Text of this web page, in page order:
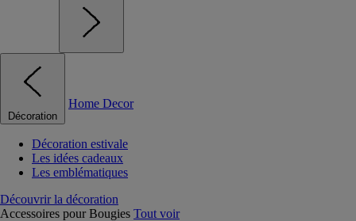
Décoration
Home Decor
Décoration estivale
Les idées cadeaux
Les emblématiques
Découvrir la décoration
Accessoires pour Bougies Tout voir